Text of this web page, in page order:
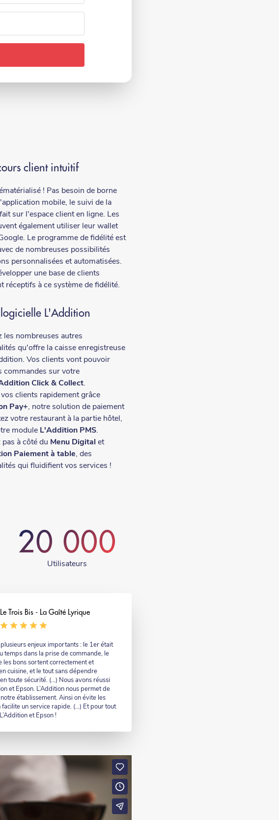
client intuitif
! Pas besoin de borne
mobile, le suivi de la
sur l'espace client en ligne. Les
également utiliser leur wallet
Le programme de fidélité est
de nombreuses possibilités
personnalisées et automatisées.
une base de clients
réceptifs à ce système de fidélité.
logicielle L'Addition
les nombreuses autres
qu'offre la caisse enregistreuse
Vos clients vont pouvoir
commandes sur votre
Click & Collect.
clients rapidement grâce
Pay+, notre solution de paiement
votre restaurant à la partie hôtel,
module L'Addition PMS.
pas à côté du Menu Digital et
Paiement à table, des
qui fluidifient vos services !
20 000
Utilisateurs
Nom
Le Trois Bis - La Gaîté Lyrique
enjeux importants : le 1er était
temps dans la prise de commande, le
les bons sortent correctement et
cuisine, et le tout sans dépendre
toute sécurité. (…) Nous avons réussi
et Epson. L’Addition nous permet de
établissement. Ainsi on évite les
facilite un service rapide. (…) Et pour tout
et Epson !